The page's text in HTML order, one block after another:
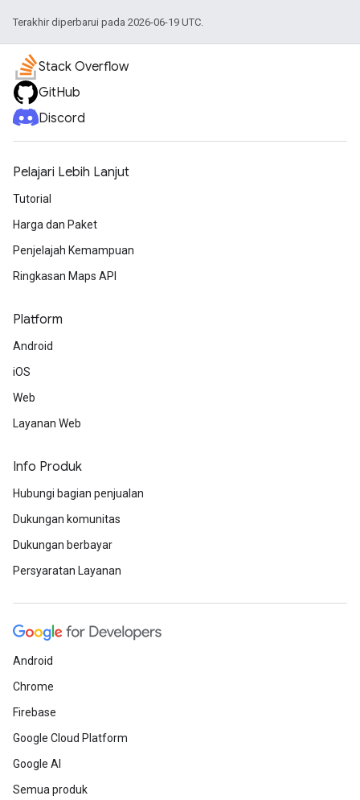
Terakhir diperbarui pada 2026-06-19 UTC.
Stack Overflow
GitHub
Discord
Pelajari Lebih Lanjut
Tutorial
Harga dan Paket
Penjelajah Kemampuan
Ringkasan Maps API
Platform
Android
iOS
Web
Layanan Web
Info Produk
Hubungi bagian penjualan
Dukungan komunitas
Dukungan berbayar
Persyaratan Layanan
Android
Chrome
Firebase
Google Cloud Platform
Google AI
Semua produk